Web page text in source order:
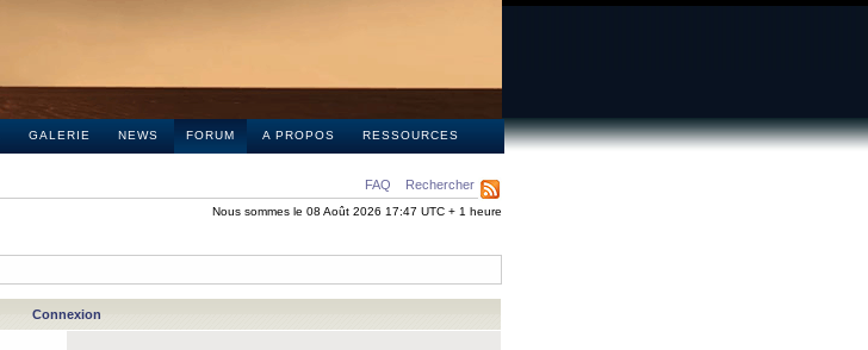
GALERIE NEWS FORUM A PROPOS RESSOURCES
FAQ Rechercher
Nous sommes le 08 Août 2026 17:47 UTC + 1 heure
Connexion